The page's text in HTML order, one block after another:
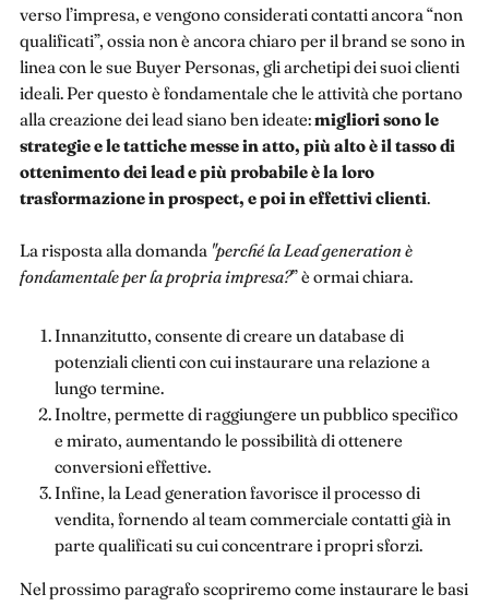
verso l’impresa, e vengono considerati contatti ancora “non
qualificati”, ossia non è ancora chiaro per il brand se sono in
linea con le sue Buyer Personas, gli archetipi dei suoi clienti
ideali. Per questo è fondamentale che le attività che portano
alla creazione dei lead siano ben ideate:migliori sono le
strategie e le tattiche messe in atto, più alto è il tasso di
ottenimento dei lead e più probabile è la loro
trasformazione in prospect, e poi in effettivi clienti.
La risposta alla domanda "perché la Lead generation è
fondamentale per la propria impresa?” è ormai chiara.
Innanzitutto, consente di creare un database di
potenziali clienti con cui instaurare una relazione a
lungo termine.
Inoltre, permette di raggiungere un pubblico specifico
e mirato, aumentando le possibilità di ottenere
conversioni effettive.
Infine, la Lead generation favorisce il processo di
vendita, fornendo al team commerciale contatti già in
parte qualificati su cui concentrare i propri sforzi.
Nel prossimo paragrafo scopriremo come instaurare le basi